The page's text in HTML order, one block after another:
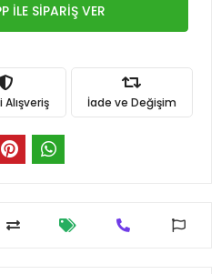
İLE SİPARİŞ VER
İade ve Değişim